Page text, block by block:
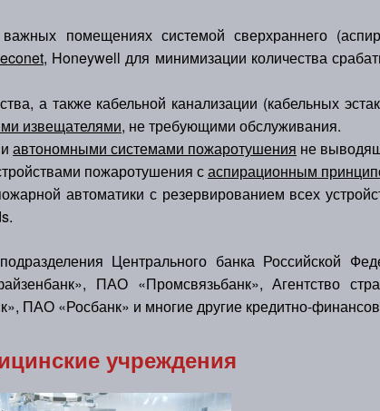
помещениях системой сверхраннего
Honeywell для минимизации количества
а также кабельной канализации (кабельных
извещателями, не требующими обслуживания.
автономными системами пожаротушения не
пожаротушения саспирационным
автоматики с резервированием всех
Центрального банка Российской
ПАО «Промсвязьбанк», Агентство
ПАО «Росбанк» и многие другие кредитно-
учреждения